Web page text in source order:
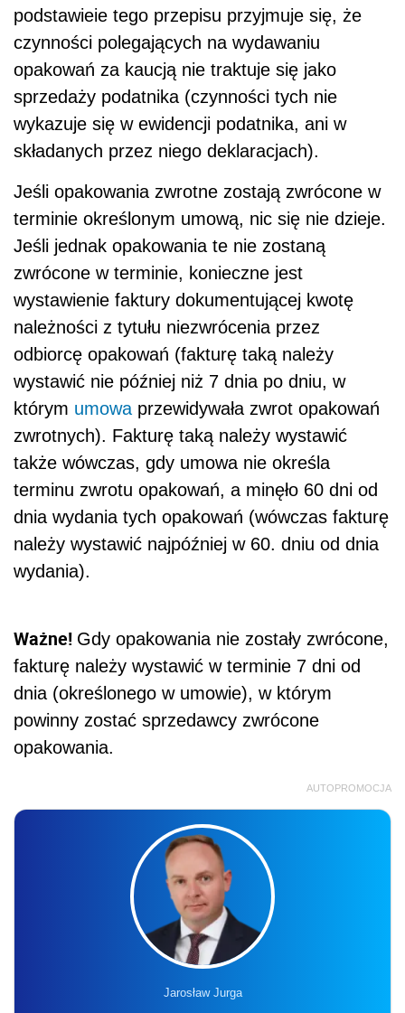
podstawieie tego przepisu przyjmuje się, że
czynności polegających na wydawaniu
opakowań za kaucją nie traktuje się jako
sprzedaży podatnika (czynności tych nie
wykazuje się w ewidencji podatnika, ani w
składanych przez niego deklaracjach).
Jeśli opakowania zwrotne zostają zwrócone w
terminie określonym umową, nic się nie dzieje.
Jeśli jednak opakowania te nie zostaną
zwrócone w terminie, konieczne jest
wystawienie faktury dokumentującej kwotę
należności z tytułu niezwrócenia przez
odbiorcę opakowań (fakturę taką należy
wystawić nie później niż 7 dnia po dniu, w
którym umowaprzewidywała zwrot opakowań
zwrotnych). Fakturę taką należy wystawić
także wówczas, gdy umowa nie określa
terminu zwrotu opakowań, a minęło 60 dni od
dnia wydania tych opakowań (wówczas fakturę
należy wystawić najpóźniej w 60. dniu od dnia
wydania).
Ważne! Gdy opakowania nie zostały zwrócone,
fakturę należy wystawić w terminie 7 dni od
dnia (określonego w umowie), w którym
powinny zostać sprzedawcy zwrócone
opakowania.
AUTOPROMOCJA
Jarosław Jurga